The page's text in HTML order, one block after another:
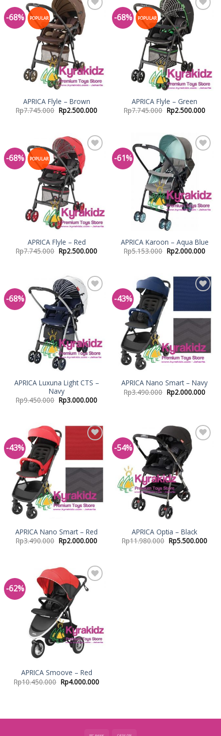
-68% POPULAR
Add to
Wishlist
APRICA Flyle – Brown
Rp7.745.000 Rp2.500.000
-68% POPULAR
Add to
Wishlist
APRICA Flyle – Green
Rp7.745.000 Rp2.500.000
-68% POPULAR
Add to
Wishlist
APRICA Flyle – Red
Rp7.745.000 Rp2.500.000
-61%
Add to
Wishlist
APRICA Karoon – Aqua Blue
Rp5.153.000 Rp2.000.000
-68%
Add to
Wishlist
APRICA Luxuna Light CTS –
Navy
Rp9.450.000 Rp3.000.000
-43%
APRICA Nano Smart – Navy
Rp3.490.000 Rp2.000.000
-43%
APRICA Nano Smart – Red
Rp3.490.000 Rp2.000.000
-54%
Add to
Wishlist
APRICA Optia – Black
Rp11.980.000 Rp5.500.000
-62%
Add to
APRICA Smoove – Red
Rp10.450.000 Rp4.000.000